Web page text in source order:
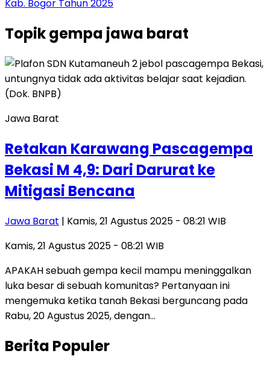
Kab. Bogor Tahun 2025
Topikgempa jawa barat
Jawa Barat
Retakan Karawang Pascagempa
Bekasi M 4,9: Dari Darurat ke
Mitigasi Bencana
Jawa Barat | Kamis, 21 Agustus 2025 - 08:21 WIB
Kamis, 21 Agustus 2025 - 08:21 WIB
APAKAH sebuah gempa kecil mampu meninggalkan
luka besar di sebuah komunitas? Pertanyaan ini
mengemuka ketika tanah Bekasi berguncang pada
Rabu, 20 Agustus 2025, dengan…
Berita Populer